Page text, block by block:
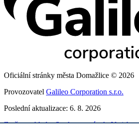
Oficiální stránky města Domažlice © 2026
Provozovatel Galileo Corporation s.r.o.
Poslední aktualizace: 6. 8. 2026
Změna vzhledu,Struktura stránek,